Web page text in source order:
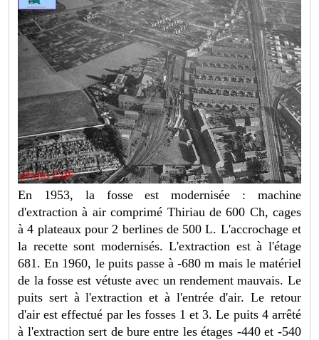
En 1953, la fosse est modernisée : machine
d'extraction à air comprimé Thiriau de 600 Ch, cages
à 4 plateaux pour 2 berlines de 500 L. L'accrochage et
la recette sont modernisés.L'extraction est à l'étage
681. En 1960, le puits passe à -680 m mais le matériel
de la fosse est vétuste avec un rendement mauvais. Le
puits sert à l'extraction et à l'entrée d'air. Le retour
d'air est effectué par les fosses 1 et 3. Le puits 4 arrêté
à l'extraction sert de bure entre les étages -440 et -540